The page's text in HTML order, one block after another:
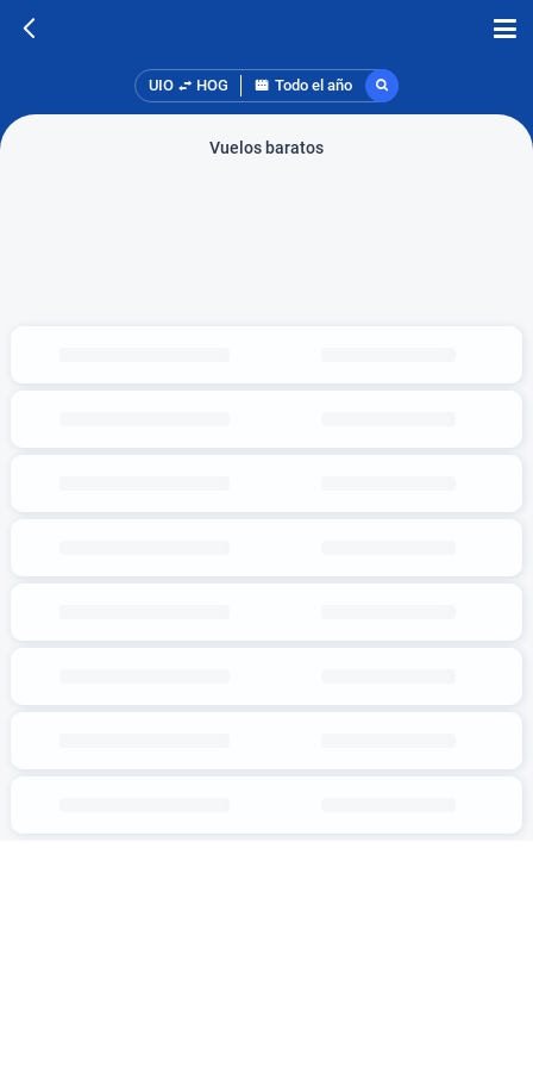
UIO HOG Todo el año
Vuelos baratos